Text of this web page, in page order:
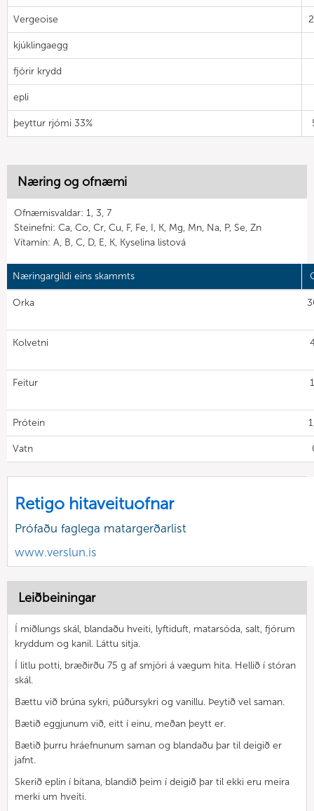
Vergeoise
kjúklingaegg
fjórir krydd
epli
þeyttur rjómi 33%
Næring og ofnæmi
Ofnæmisvaldar: 1, 3, 7
Steinefni: Ca, Co, Cr, Cu, F, Fe, I, K, Mg, Mn, Na, P, Se, Zn
Vítamín: A, B, C, D, E, K, Kyselina listová
Næringargildi eins skammts
Orka
Kolvetni
Feitur
Prótein
Vatn
Retigo hitaveituofnar
Prófaðu faglega matargerðarlist
www.verslun.is
Leiðbeiningar
Í miðlungs skál, blandaðu hveiti, lyftiduft, matarsóda, salt, fjórum
kryddum og kanil. Láttu sitja.
Í litlu potti, bræðirðu 75 g af smjöri á vægum hita. Hellið í stóran
skál.
Bættu við brúna sykri, púðursykri og vanillu. Þeytið vel saman.
Bætið eggjunum við, eitt í einu, meðan þeytt er.
Bætið þurru hráefnunum saman og blandaðu þar til deigið er
jafnt.
Skerið eplin í bitana, blandið þeim í deigið þar til ekki eru meira
merki um hveiti.